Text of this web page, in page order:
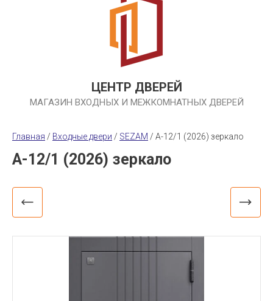
ЦЕНТР ДВЕРЕЙ
МАГАЗИН ВХОДНЫХ И МЕЖКОМНАТНЫХ ДВЕРЕЙ
Главная / Входные двери / SEZAM / A-12/1 (2026) зеркало
A-12/1 (2026) зеркало